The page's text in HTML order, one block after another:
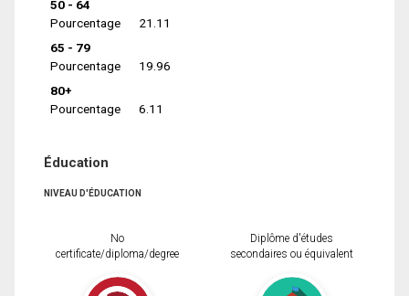
50 - 64
Pourcentage
21.11
65 - 79
Pourcentage
19.96
80+
Pourcentage
6.11
Éducation
NIVEAU D'ÉDUCATION
No
certificate/diploma/degree
Diplôme d'études
secondaires ou équivalent